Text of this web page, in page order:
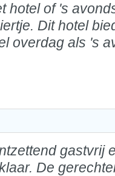
hotel of 's
Dit hotel
overdag als 's
gastvrij
De